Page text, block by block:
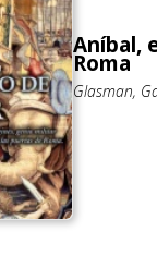
Aníbal,
Roma
Glasman,